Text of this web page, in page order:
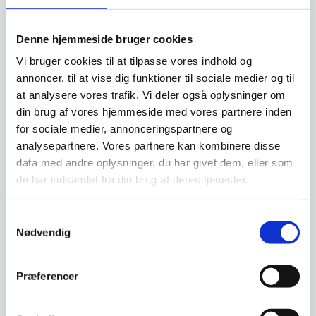
Denne hjemmeside bruger cookies
Vi bruger cookies til at tilpasse vores indhold og
annoncer, til at vise dig funktioner til sociale medier og til
at analysere vores trafik. Vi deler også oplysninger om
din brug af vores hjemmeside med vores partnere inden
for sociale medier, annonceringspartnere og
analysepartnere. Vores partnere kan kombinere disse
data med andre oplysninger, du har givet dem, eller som
de har indsamlet fra din brug af deres tjenester.
Nødvendig
Præferencer
SPAR 31%
Ronja Badmøbel, 50×37 –
Antracit Blank
RONJA møbelpakke er en smart
løsning til de små rum.Det rene
og elegante…
oprindelige
2.399,00DKK
Den
Ronja Badmøbel, 50×37 –
løsning til de små rum.Det rene
oprindelige
3.459,00 DKK.